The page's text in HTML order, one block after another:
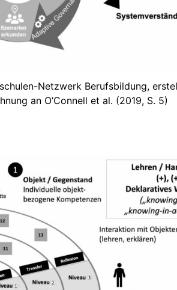
Netzwerk Berufsbildung,
an O’Connell et al. (2019, S. 5)